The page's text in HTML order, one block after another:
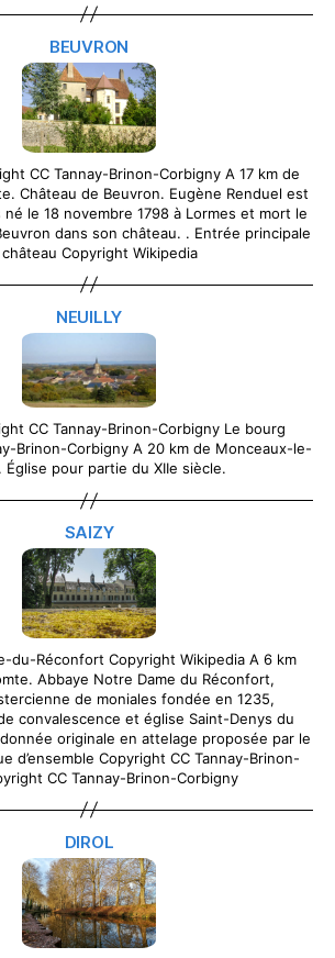
BEUVRON
CC Tannay-Brinon-Corbigny A 17 km de
Château de Beuvron. Eugène Renduel est
le 18 novembre 1798 à Lormes et mort le
dans son château. . Entrée principale
Copyright Wikipedia
NEUILLY
CC Tannay-Brinon-Corbigny Le bourg
Brinon-Corbigny A 20 km de Monceaux-le-
Église pour partie du XIIe siècle.
SAIZY
du-Réconfort Copyright Wikipedia A 6 km
Abbaye Notre Dame du Réconfort,
de moniales fondée en 1235,
convalescence et église Saint-Denys du
originale en attelage proposée par le
d’ensemble Copyright CC Tannay-Brinon-
CC Tannay-Brinon-Corbigny
DIROL